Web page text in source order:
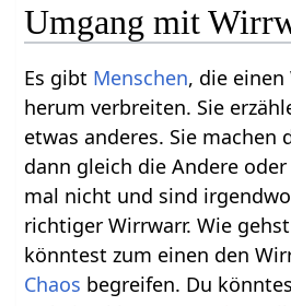
Umgang mit
Es gibt Menschen, die
herum verbreiten. Sie
etwas anderes. Sie machen
dann gleich die Andere
mal nicht und sind
richtiger Wirrwarr. Wie
könntest zum einen den
Chaos begreifen. Du